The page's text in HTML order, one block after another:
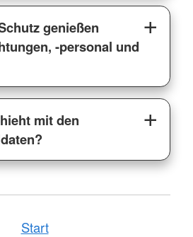
genießen
-personal und
mit den
Start